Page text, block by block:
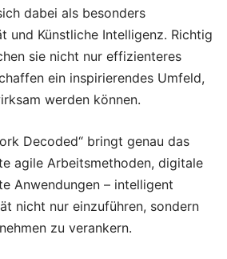
dabei als besonders
und Künstliche Intelligenz. Richtig
sie nicht nur effizienteres
ein inspirierendes Umfeld,
werden können.
Decoded“ bringt genau das
agile Arbeitsmethoden, digitale
Anwendungen – intelligent
nicht nur einzuführen, sondern
zu verankern.